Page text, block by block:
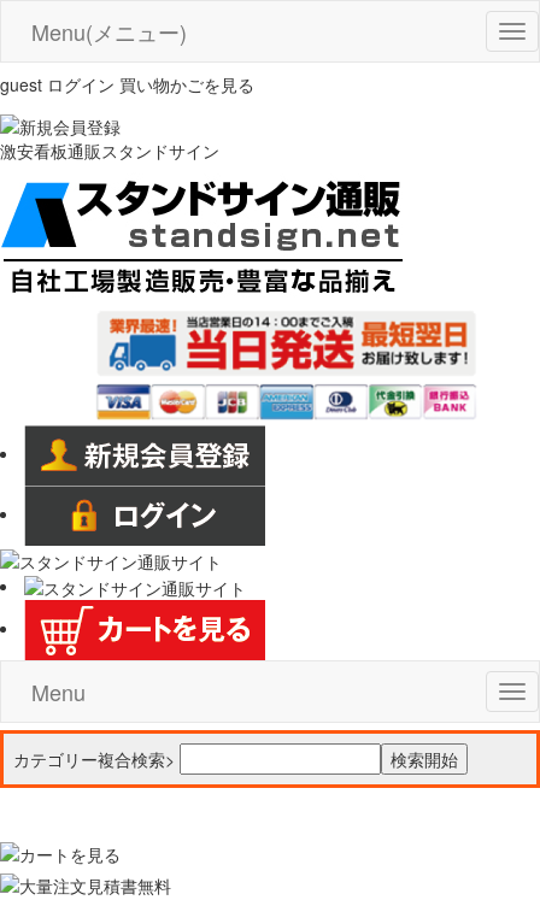
Menu(メニュー)
guest ログイン 買い物かごを見る
激安看板通販スタンドサイン
Menu
カテゴリー複合検索>